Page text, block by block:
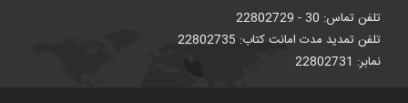
تلفن تماس: 30 - 22802729
تلفن تمدید مدت امانت کتاب: 22802735
نمابر: 22802731